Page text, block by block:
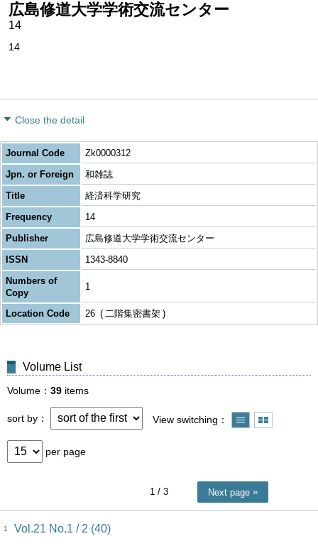
広島修道大学学術交流センター
14
14
Close the detail
Journal Code
Zk0000312
Jpn. or Foreign
和雑誌
Title
経済科学研究
Frequency
14
Publisher
広島修道大学学術交流センター
ISSN
1343-8840
Numbers of
Copy
1
Location Code 26 二階集密書架
Volume List
Volume 39 items
sort by View switching
per page
1 / 3 Next page
1 Vol.21 No.1 / 2 (40)